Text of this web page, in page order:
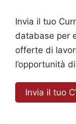
Invia il tuo
database per
offerte di
l’opportunità
Invia il tuo